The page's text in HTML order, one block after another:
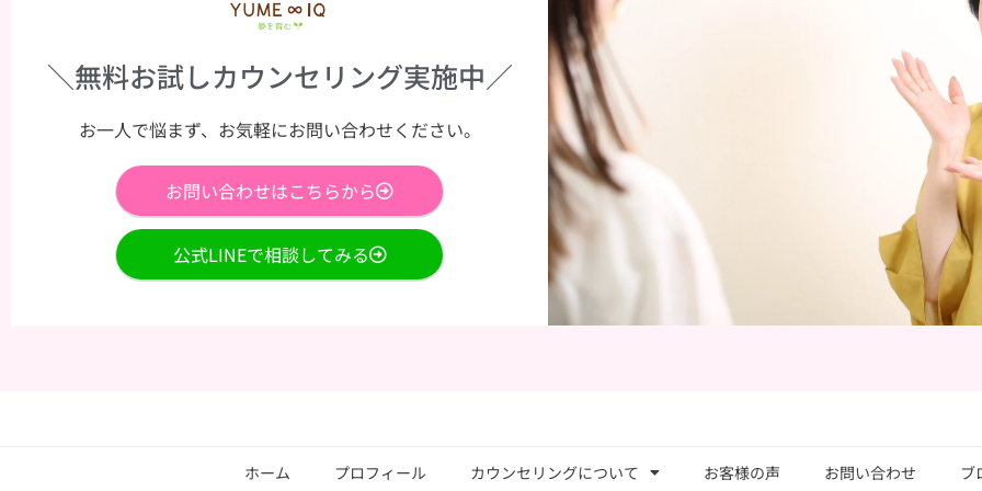
＼無料お試しカウンセリング実施中／
お一人で悩まず、お気軽にお問い合わせください。
お問い合わせはこちらから
公式LINEで相談してみる
ホーム プロフィール カウンセリングについて お客様の声 お問い合わせ ブ